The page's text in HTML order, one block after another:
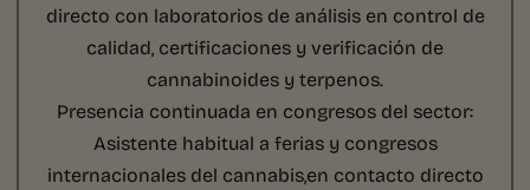
directo con laboratorios de análisis en control de
calidad, certificaciones y verificación de
cannabinoides y terpenos.
Presencia continuada en congresos del sector:
Asistente habitual a ferias y congresos
internacionales del cannabis,en contacto directo